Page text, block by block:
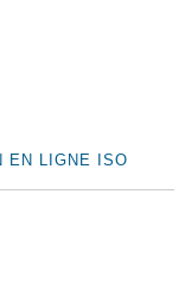
EN LIGNE ISO